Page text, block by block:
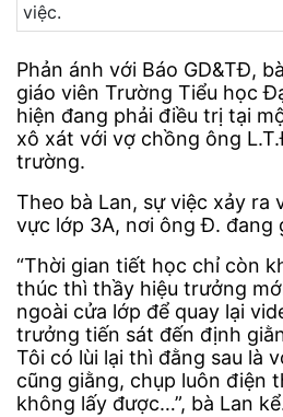
việc.
Phản ánh với Báo GD&TĐ,
giáo viên Trường Tiểu học
hiện đang phải điều trị tại
xô xát với vợ chồng ông
trường.
Theo bà Lan, sự việc xảy ra
vực lớp 3A, nơi ông Đ. đang
“Thời gian tiết học chỉ còn
thúc thì thầy hiệu trưởng
ngoài cửa lớp để quay lại
trưởng tiến sát đến định
Tôi có lùi lại thì đằng sau là
cũng giằng, chụp luôn điện
không lấy được…”, bà Lan